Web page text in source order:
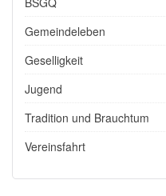
Gemeindeleben
Geselligkeit
Jugend
Tradition und Brauchtum
Vereinsfahrt